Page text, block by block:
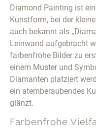
Diamond Painting ist
Kunstform, bei der
auch bekannt als
Leinwand aufgebracht
farbenfrohe Bilder zu
einem Muster und
Diamanten platziert
ein atemberaubendes
glänzt.
Farbenfrohe